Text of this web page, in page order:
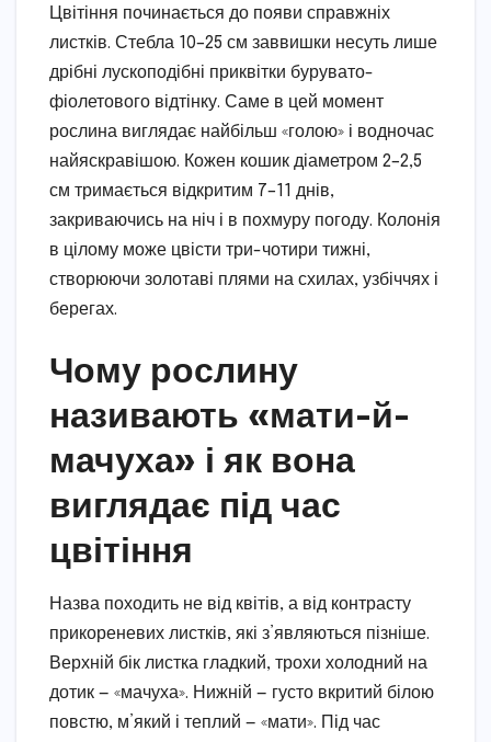
Цвітіння починається до появи справжніх
листків. Стебла 10–25 см заввишки несуть лише
дрібні лускоподібні приквітки бурувато-
фіолетового відтінку. Саме в цей момент
рослина виглядає найбільш «голою» і водночас
найяскравішою. Кожен кошик діаметром 2–2,5
см тримається відкритим 7–11 днів,
закриваючись на ніч і в похмуру погоду. Колонія
в цілому може цвісти три-чотири тижні,
створюючи золотаві плями на схилах, узбіччях і
берегах.
Чому рослину
називають «мати-й-
мачуха» і як вона
виглядає під час
цвітіння
Назва походить не від квітів, а від контрасту
прикореневих листків, які з’являються пізніше.
Верхній бік листка гладкий, трохи холодний на
дотик — «мачуха». Нижній — густо вкритий білою
повстю, м’який і теплий — «мати». Під час